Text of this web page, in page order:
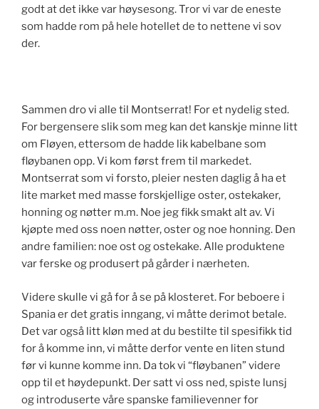
godt at det ikke var høysesong. Tror vi var de eneste
som hadde rom på hele hotellet de to nettene vi sov
der.
Sammen dro vi alle til Montserrat! For et nydelig sted.
For bergensere slik som meg kan det kanskje minne litt
om Fløyen, ettersom de hadde lik kabelbane som
fløybanen opp. Vi kom først frem til markedet.
Montserrat som vi forsto, pleier nesten daglig å ha et
lite market med masse forskjellige oster, ostekaker,
honning og nøtter m.m. Noe jeg fikk smakt alt av. Vi
kjøpte med oss noen nøtter, oster og noe honning. Den
andre familien: noe ost og ostekake. Alle produktene
var ferske og produsert på gårder i nærheten.
Videre skulle vi gå for å se på klosteret. For beboere i
Spania er det gratis inngang, vi måtte derimot betale.
Det var også litt kløn med at du bestilte til spesifikk tid
for å komme inn, vi måtte derfor vente en liten stund
før vi kunne komme inn. Da tok vi “fløybanen” videre
opp til et høydepunkt. Der satt vi oss ned, spiste lunsj
og introduserte våre spanske familievenner for